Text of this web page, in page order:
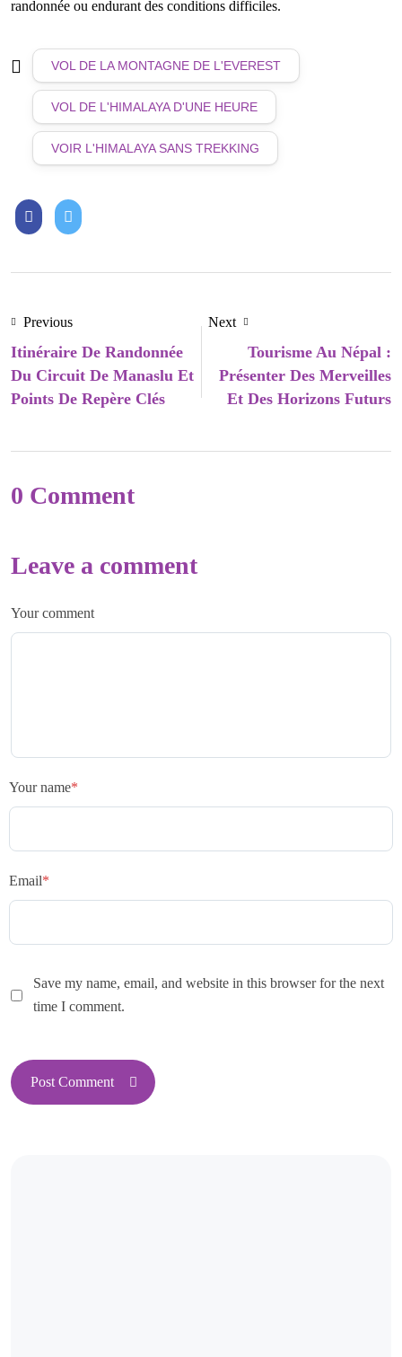
randonnée ou endurant des conditions difficiles.
VOL DE LA MONTAGNE DE L'EVEREST
VOL DE L'HIMALAYA D'UNE HEURE
VOIR L'HIMALAYA SANS TREKKING
Previous
Itinéraire De Randonnée
Du Circuit De Manaslu Et
Points De Repère Clés
Next
Tourisme Au Népal :
Présenter Des Merveilles
Et Des Horizons Futurs
0 Comment
Leave a comment
Your comment
Your name*
Email*
Save my name, email, and website in this browser for the next
time I comment.